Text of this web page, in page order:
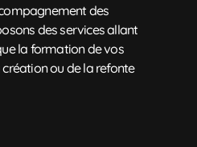
des
des services allant
la formation de vos
ou de la refonte